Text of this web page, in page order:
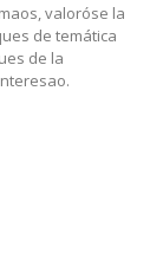
valoróse la
de temática
de la